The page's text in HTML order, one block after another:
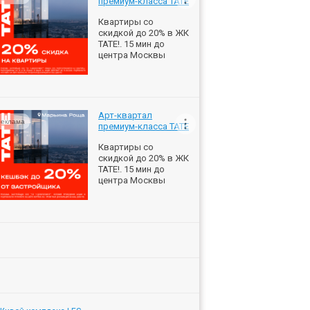
Квартиры со
скидкой до 20% в ЖК
ТАТЕ!. 15 мин до
центра Москвы
Арт-квартал
премиум-класса ТАТЕ
Квартиры со
скидкой до 20% в ЖК
ТАТЕ!. 15 мин до
центра Москвы